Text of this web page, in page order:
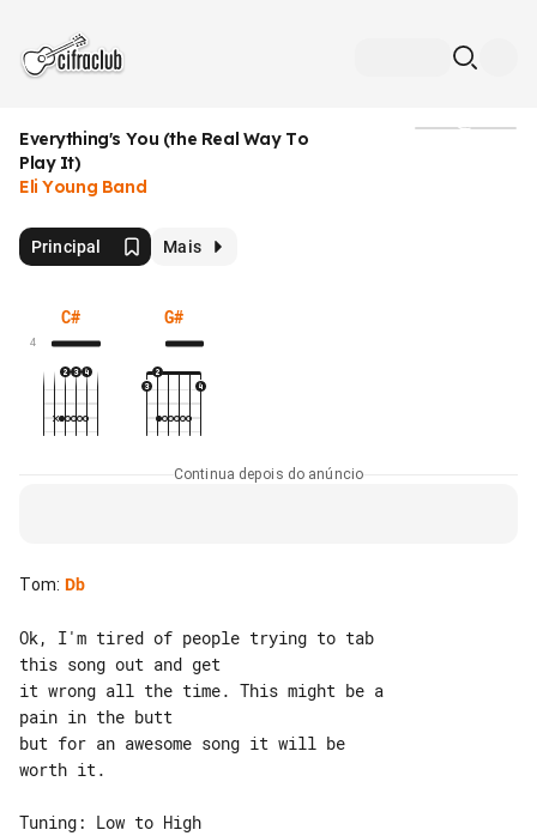
Everything's You (the Real Way To
Play It)
Eli Young Band
Principal Mais
C#
4
G#
Continua depois do anúncio
Tom: Db
Ok, I'm tired of people trying to tab
this song out and get
it wrong all the time. This might be a
pain in the butt
but for an awesome song it will be
worth it.